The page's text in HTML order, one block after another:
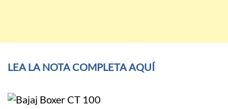
LEA LA NOTA COMPLETA AQUÍ